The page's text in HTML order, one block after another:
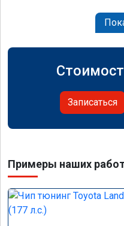
Записаться
Примеры наших